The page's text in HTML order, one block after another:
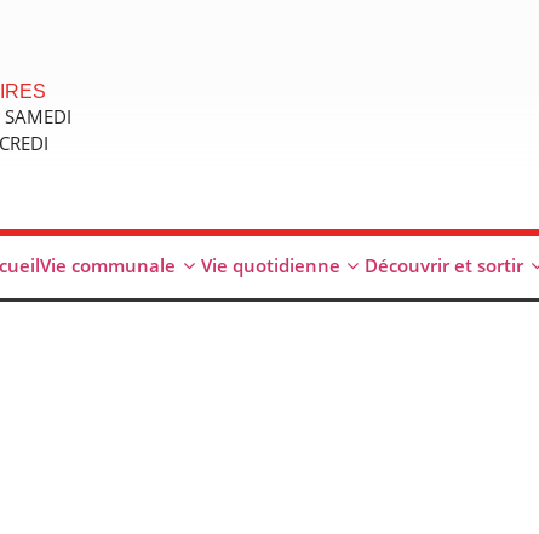
Vie communale Vie quotidienne Découvrir et sortir